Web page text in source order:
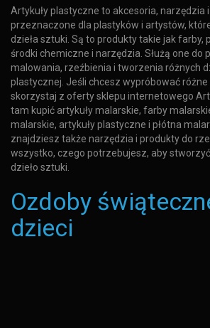
Artykuły plastyczne to akcesoria, narzędzia
przeznaczone dla plastyków i artystów,
dzieła sztuki. Są to produkty takie jak farby,
środki chemiczne i narzędzia. Służą one do
malowania, rzeźbienia i tworzenia różnych
plastycznej. Jeśli chcesz wypróbować różne
skorzystaj z oferty sklepu internetowego
tam kupić artykuły malarskie, farby
malarskie, artykuły plastyczne i płótna
znajdziesz także narzędzia i produkty do
wszystko, czego potrzebujesz, aby
dzieło sztuki.
Ozdoby
dzieci